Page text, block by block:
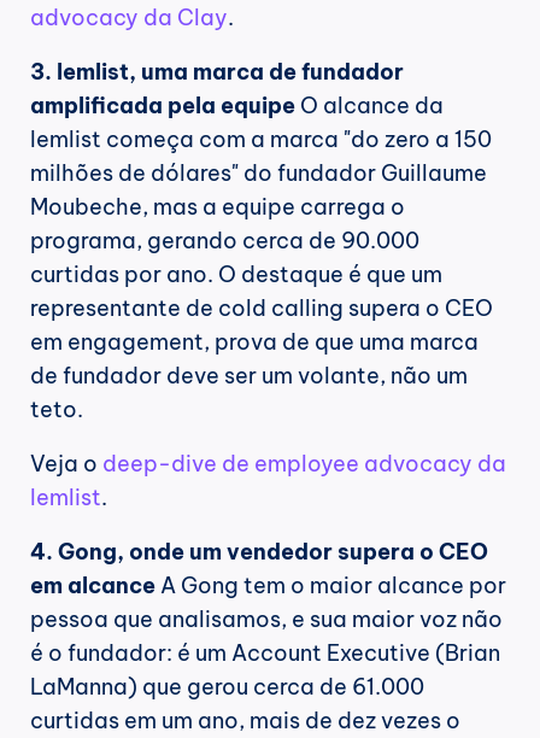
advocacy da Clay.
3. lemlist, uma marca de fundador
amplificada pela equipe O alcance da
lemlist começa com a marca "do zero a 150
milhões de dólares" do fundador Guillaume
Moubeche, mas a equipe carrega o
programa, gerando cerca de 90.000
curtidas por ano. O destaque é que um
representante de cold calling supera o CEO
em engagement, prova de que uma marca
de fundador deve ser um volante, não um
teto.
Veja o deep-dive de employee advocacy da
lemlist.
4. Gong, onde um vendedor supera o CEO
em alcance A Gong tem o maior alcance por
pessoa que analisamos, e sua maior voz não
é o fundador: é um Account Executive (Brian
LaManna) que gerou cerca de 61.000
curtidas em um ano, mais de dez vezes o